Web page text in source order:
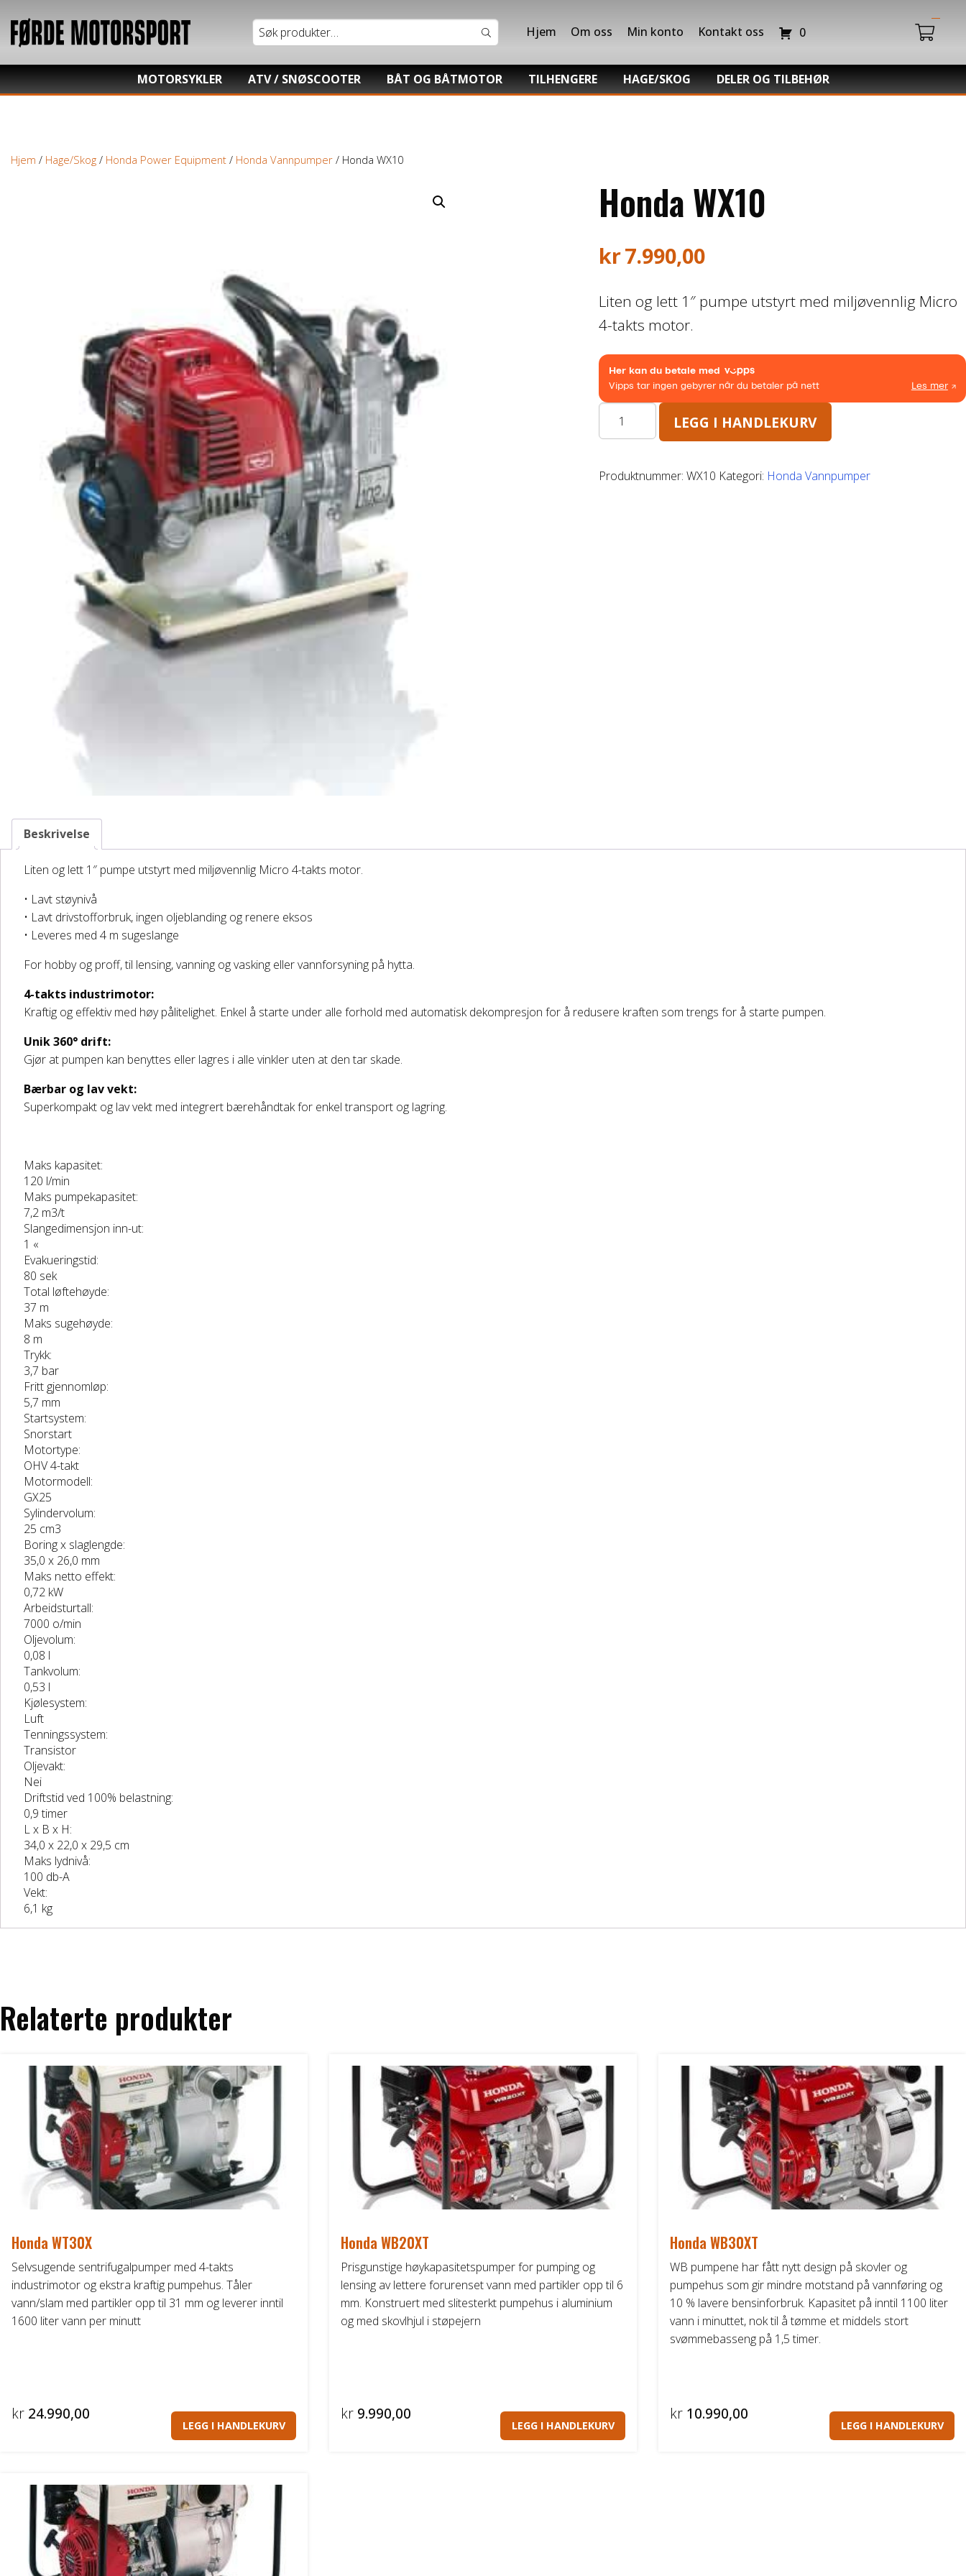
Hjem Om oss Min konto Kontakt oss 0
Du har ingen produkter i handlekurven.
MOTORSYKLER
Moped / Scooter
ATV / SNØSCOOTER
Hisun ATV / UTV
BÅT OG BÅTMOTOR
TILHENGERE
Maskinhenger
HAGE/SKOG
DELER OG TILBEHØR
Hjem / Hage/Skog / Honda Power Equipment / Honda Vannpumper / Honda WX10
Honda WX10
kr7.990,00
Liten og lett 1″ pumpe utstyrt med miljøvennlig Micro
4-takts motor.
WX10
LEGG I HANDLEKURV
Produktnummer:WX10 Kategori: Honda Vannpumper
Beskrivelse
Liten og lett 1″ pumpe utstyrt med miljøvennlig Micro 4-takts motor.
• Lavt støynivå
• Lavt drivstofforbruk, ingen oljeblanding og renere eksos
• Leveres med 4 m sugeslange
For hobby og proff, til lensing, vanning og vasking eller vannforsyning på hytta.
4-takts industrimotor:
Kraftig og effektiv med høy pålitelighet. Enkel å starte under alle forhold med automatisk dekompresjon for å redusere kraften som trengs for å starte pumpen.
Unik 360° drift:
Gjør at pumpen kan benyttes eller lagres i alle vinkler uten at den tar skade.
Bærbar og lav vekt:
Superkompakt og lav vekt med integrert bærehåndtak for enkel transport og lagring.
Maks kapasitet:
120 l/min
Maks pumpekapasitet:
7,2 m3/t
Slangedimensjon inn-ut:
1 «
Evakueringstid:
80 sek
Total løftehøyde:
37 m
Maks sugehøyde:
8 m
Trykk:
3,7 bar
Fritt gjennomløp:
5,7 mm
Startsystem:
Snorstart
Motortype:
OHV 4-takt
Motormodell:
GX25
Sylindervolum:
25 cm3
Boring x slaglengde:
35,0 x 26,0 mm
Maks netto effekt:
0,72 kW
Arbeidsturtall:
7000 o/min
Oljevolum:
0,08 l
Tankvolum:
0,53 l
Kjølesystem:
Luft
Tenningssystem:
Transistor
Oljevakt:
Nei
Driftstid ved 100% belastning:
0,9 timer
L x B x H:
34,0 x 22,0 x 29,5 cm
Maks lydnivå:
100 db-A
Vekt:
6,1 kg
Relaterte produkter
Honda WT30X
Selvsugende sentrifugalpumper med 4-takts
industrimotor og ekstra kraftig pumpehus. Tåler
vann/slam med partikler opp til 31 mm og leverer inntil
1600 liter vann per minutt
kr 24.990,00
LEGG I HANDLEKURV
Honda WB20XT
Prisgunstige høykapasitetspumper for pumping og
lensing av lettere forurenset vann med partikler opp til 6
mm. Konstruert med slitesterkt pumpehus i aluminium
og med skovlhjul i støpejern
kr 9.990,00
LEGG I HANDLEKURV
Honda WB30XT
WB pumpene har fått nytt design på skovler og
pumpehus som gir mindre motstand på vannføring og
10 % lavere bensinforbruk. Kapasitet på inntil 1100 liter
vann i minuttet, nok til å tømme et middels stort
svømmebasseng på 1,5 timer.
kr 10.990,00
LEGG I HANDLEKURV